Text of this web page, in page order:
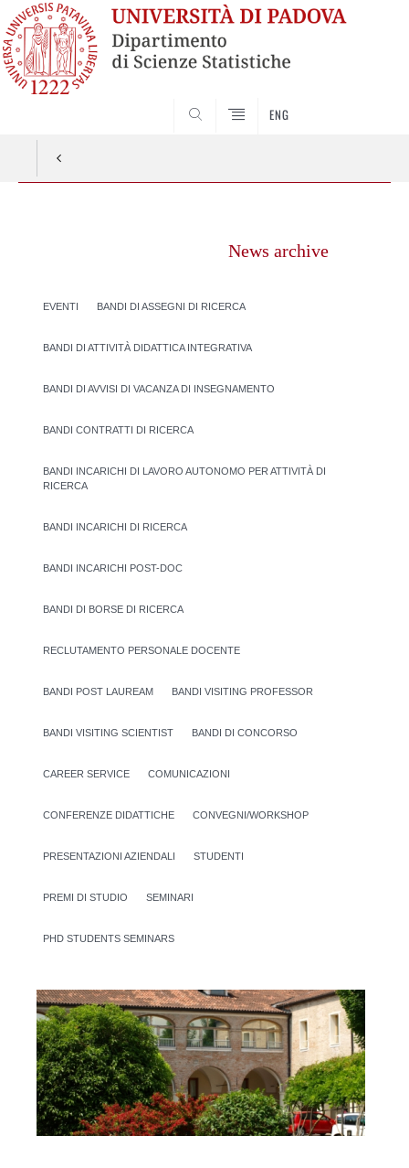
ENG
News archive
EVENTI BANDI DI ASSEGNI DI RICERCA
BANDI DI ATTIVITÀ DIDATTICA INTEGRATIVA
BANDI DI AVVISI DI VACANZA DI INSEGNAMENTO
BANDI CONTRATTI DI RICERCA
BANDI INCARICHI DI LAVORO AUTONOMO PER ATTIVITÀ DI
RICERCA
BANDI INCARICHI DI RICERCA
BANDI INCARICHI POST-DOC
BANDI DI BORSE DI RICERCA
RECLUTAMENTO PERSONALE DOCENTE
BANDI POST LAUREAM BANDI VISITING PROFESSOR
BANDI VISITING SCIENTIST BANDI DI CONCORSO
CAREER SERVICE COMUNICAZIONI
CONFERENZE DIDATTICHE CONVEGNI/WORKSHOP
PRESENTAZIONI AZIENDALI STUDENTI
PREMI DI STUDIO SEMINARI
PHD STUDENTS SEMINARS